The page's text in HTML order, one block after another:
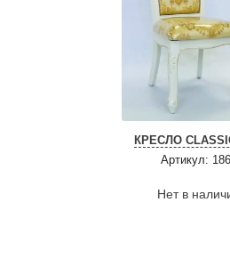
КРЕСЛО
Артикул:
Нет в